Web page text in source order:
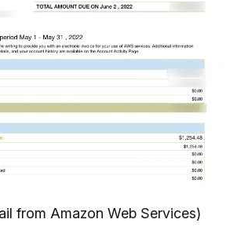
from Amazon Web Services)